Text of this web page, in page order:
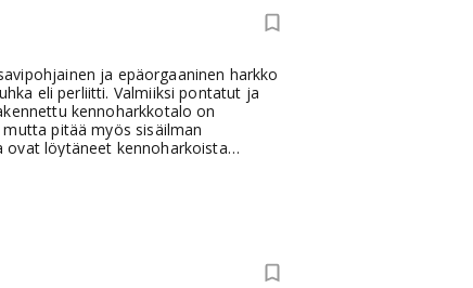
ja epäorgaaninen harkko
eli perliitti. Valmiiksi pontatut ja
kennoharkkotalo on
pitää myös sisäilman
löytäneet kennoharkoista